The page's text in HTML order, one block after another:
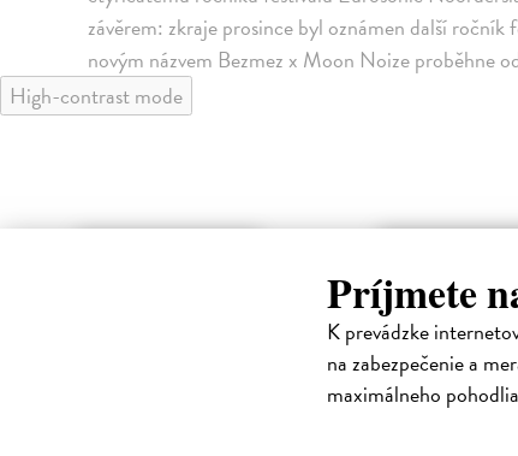
Príjmete
K prevádzke
na zabezpečenie a
maximálneho
závěrem: zkraje prosince byl oznámen další
novým názvem Bezmez x Moon Noize proběhne
High-contrast mode